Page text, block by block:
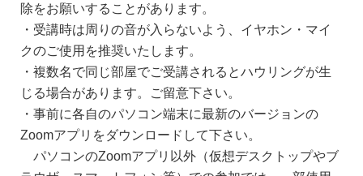
除をお願いすることがあります。
・受講時は周りの音が入らないよう、イヤホン・マイ
クのご使用を推奨いたします。
・複数名で同じ部屋でご受講されるとハウリングが生
じる場合があります。ご留意下さい。
・事前に各自のパソコン端末に最新のバージョンの
Zoomアプリをダウンロードして下さい。
パソコンのZoomアプリ以外（仮想デスクトップやブ